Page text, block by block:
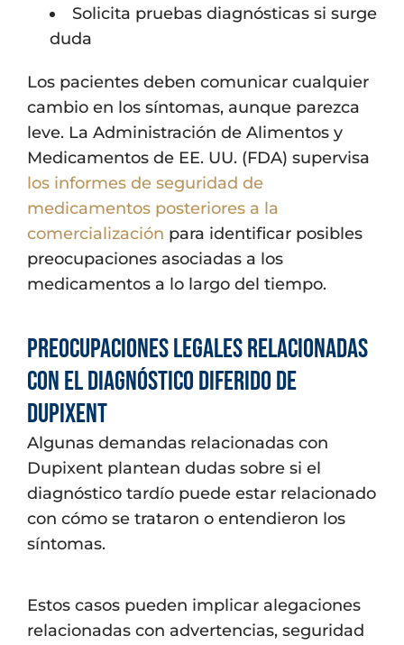
Solicita pruebas diagnósticas si surge
duda
Los pacientes deben comunicar cualquier
cambio en los síntomas, aunque parezca
leve. La Administración de Alimentos y
Medicamentos de EE. UU. (FDA) supervisa
los informes de seguridad de
medicamentos posteriores a la
comercialización para identificar posibles
preocupaciones asociadas a los
medicamentos a lo largo del tiempo.
Preocupaciones legales relacionadas
con el diagnóstico diferido de
Dupixent
Algunas demandas relacionadas con
Dupixent plantean dudas sobre si el
diagnóstico tardío puede estar relacionado
con cómo se trataron o entendieron los
síntomas.
Estos casos pueden implicar alegaciones
relacionadas con advertencias, seguridad